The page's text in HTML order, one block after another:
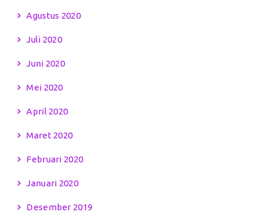
Agustus 2020
Juli 2020
Juni 2020
Mei 2020
April 2020
Maret 2020
Februari 2020
Januari 2020
Desember 2019